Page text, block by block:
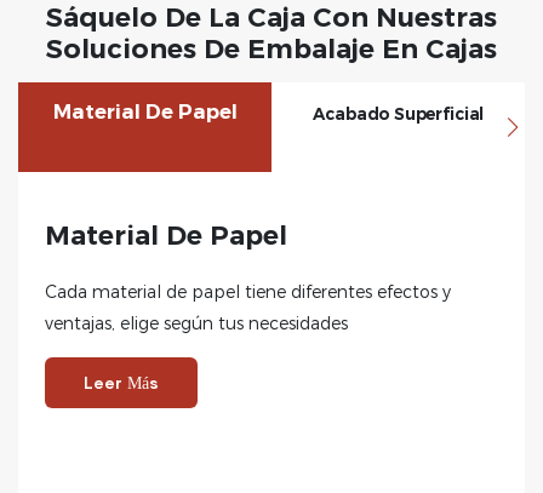
Sáquelo De La Caja Con Nuestras
Soluciones De Embalaje En Cajas
Material De Papel Acabado Superficial
Material De Papel
Cada material de papel tiene diferentes efectos y
ventajas, elige según tus necesidades
Leer Más